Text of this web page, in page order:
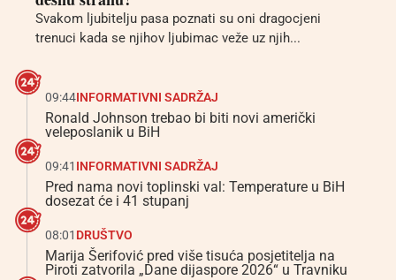
Svakom ljubitelju pasa poznati su oni dragocjeni
trenuci kada se njihov ljubimac veže uz njih...
09:44INFORMATIVNI SADRŽAJ
Ronald Johnson trebao bi biti novi američki
veleposlanik u BiH
09:41 INFORMATIVNI SADRŽAJ
Pred nama novi toplinski val: Temperature u BiH
dosezat će i 41 stupanj
08:01 DRUŠTVO
Marija Šerifović pred više tisuća posjetitelja na
Piroti zatvorila „Dane dijaspore 2026“ u Travniku